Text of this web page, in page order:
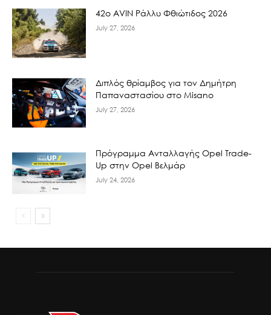
42ο AVIN Ράλλυ Φθιώτιδος 2026
July 27, 2026
Διπλός θρίαμβος για τον Δημήτρη
Παπαναστασίου στο Misano
July 27, 2026
Πρόγραμμα Ανταλλαγής Opel Trade-
Up στην Opel Βελμάρ
July 24, 2026